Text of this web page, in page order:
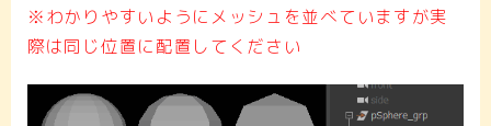
※わかりやすいようにメッシュを並べていますが実
際は同じ位置に配置してください